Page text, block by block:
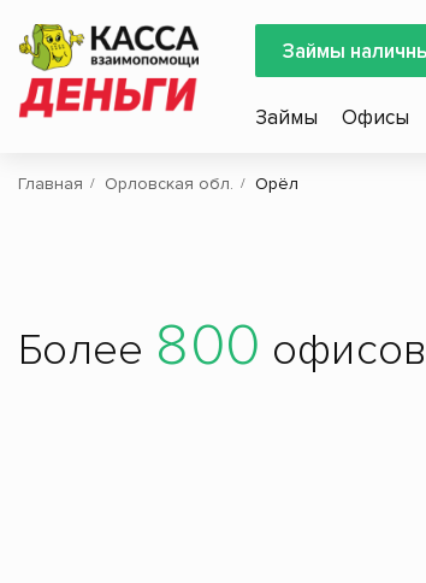
Займы
Займы Офисы
Главная Орловская обл. Орёл
Более 800